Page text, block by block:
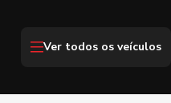
Ver todos os veículos